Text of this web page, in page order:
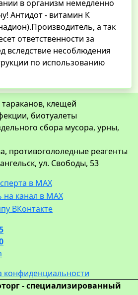
в организм немедленно
Антидот - витамин К
а так
ответственности за
вследствие несоблюдения
по использованию
тараканов, клещей
биотуалеты
сбора мусора, урны,
противогололедные реагенты
ул. Свободы, 53
в MAX
канал в MAX
ВКонтакте
конфиденциальности
- специализированный